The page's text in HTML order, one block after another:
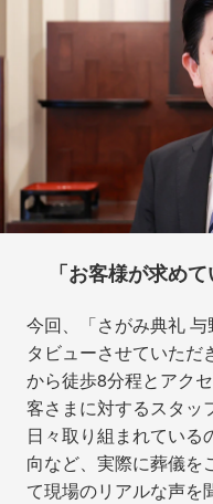
「お客様が求め
今回、「さがみ典礼
タビューさせていただ
から徒歩8分程とアク
客さまに対するスタッ
日々取り組まれている
向など、実際に葬儀を
て現場のリアルな声を